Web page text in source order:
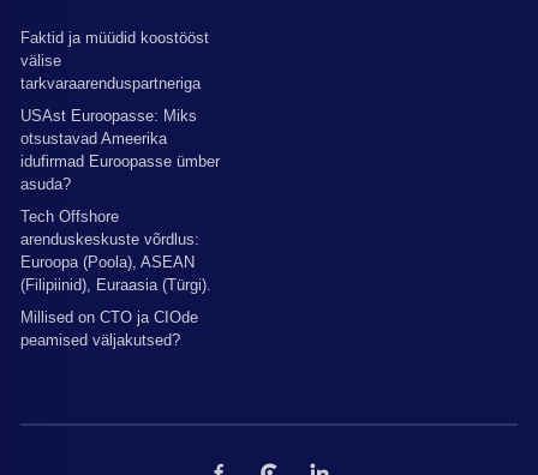
Faktid ja müüdid koostööst
välise
tarkvaraarenduspartneriga
USAst Euroopasse: Miks
otsustavad Ameerika
idufirmad Euroopasse ümber
asuda?
Tech Offshore
arenduskeskuste võrdlus:
Euroopa (Poola), ASEAN
(Filipiinid), Euraasia (Türgi).
Millised on CTO ja CIOde
peamised väljakutsed?